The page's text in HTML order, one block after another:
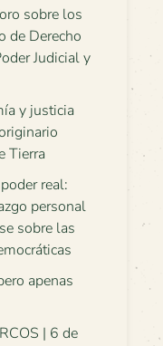
sobre los
de Derecho
Judicial y
y justicia
Tierra
real:
personal
sobre las
apenas
| 6 de